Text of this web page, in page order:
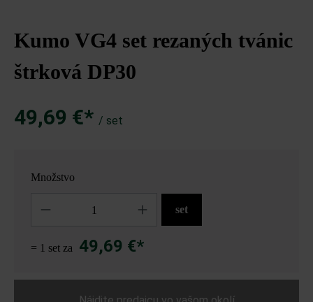
Kumo VG4 set rezaných tvánic
štrková DP30
49,69 €* / set
Množstvo
set
= 1 set za 49,69 €*